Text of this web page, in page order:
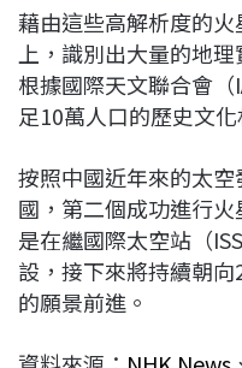
藉由這些高解析度的
上，識別出大量的地
根據國際天文聯合會
足10萬人口的歷史文化
按照中國近年來的太
國，第二個成功進行
是在繼國際太空站（
設，接下來將持續朝
的願景前進。